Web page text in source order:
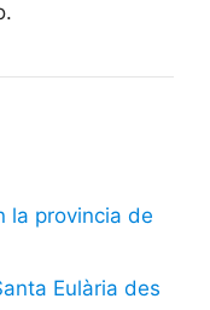
la provincia de
Eulària des